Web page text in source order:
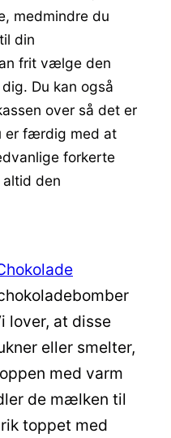
medmindre du
din
frit vælge den
Du kan også
over så det er
er færdig med at
forkerte
den
lover, at disse
eller smelter,
med varm
de mælken til
toppet med